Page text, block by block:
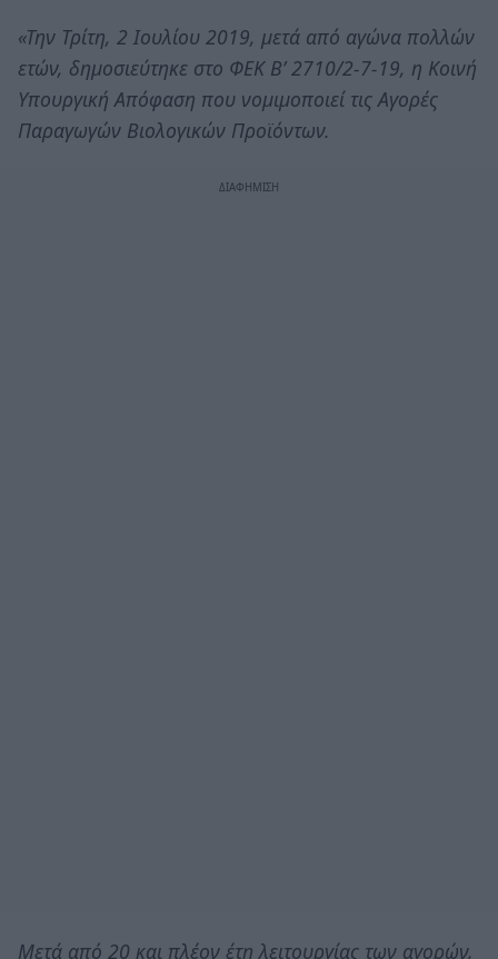
«Την Τρίτη, 2 Ιουλίου 2019, μετά από αγώνα πολλών
ετών, δημοσιεύτηκε στο ΦΕΚ Β’ 2710/2-7-19, η Κοινή
Υπουργική Απόφαση που νομιμοποιεί τις Αγορές
Παραγωγών Βιολογικών Προϊόντων.
Μετά από 20 και πλέον έτη λειτουργίας των αγορών,